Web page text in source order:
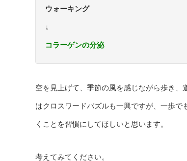
ウォーキング
↓
コラーゲンの分泌
空を見上げて、季節の風を感じながら歩き
はクロスワードパズルも一興ですが、一歩
くことを習慣にしてほしいと思います。
考えてみてください。